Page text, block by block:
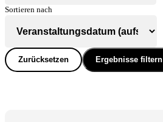
Sortieren nach
Zurücksetzen Ergebnisse filtern